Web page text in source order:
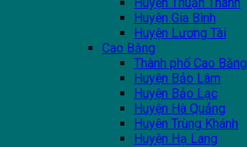
Huyện Gia Bình
Huyện Lương Tài
Cao Bằng
Thành phố Cao Bằng
Huyện Bảo Lâm
Huyện Bảo Lạc
Huyện Hà Quảng
Huyện Trùng Khánh
Huyện Hạ Lang